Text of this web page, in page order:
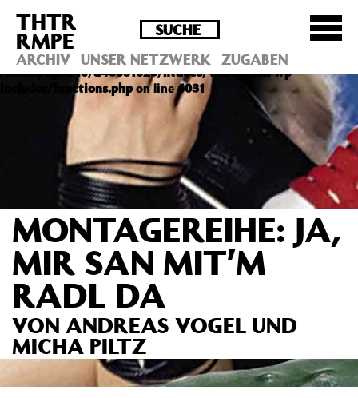
Deprecated : Die Funktion post_permalink ist seit
Version 4.4.0 veraltet! Verwende stattdessen
get_permalink(). in
/homepages/10/d43051023/htdocs/wordpress/wp-
includes/functions.phpon line6031
THTR
RMPE
ARCHIV UNSER NETZWERK ZUGABEN
MONTAGEREIHE: JA,
MIR SAN MIT’M
RADL DA
VON ANDREAS VOGEL UND
MICHA PILTZ